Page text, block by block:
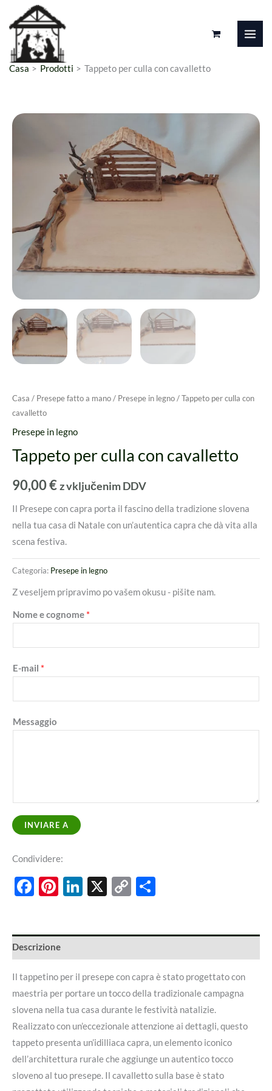
contenuto
Casa Prodotti Tappeto per culla con cavalletto
Casa / Presepe fatto a mano/ Presepe in legno/ Tappeto per culla con
cavalletto
Presepe in legno
Tappeto per culla con cavalletto
90,00€z vključenim DDV
Il Presepe con capra porta il fascino della tradizione slovena
nella tua casa di Natale con un’autentica capra che dà vita alla
scena festiva.
Categoria: Presepe in legno
Z veseljem pripravimo po vašem okusu - pišite nam.
Nome e cognome *
E-mail *
Messaggio
INVIARE A
Condividere:
Facebook
Pinterest
LinkedIn
X
Copy
Descrizione
Il tappetino per il presepe con capra è stato progettato con
maestria per portare un tocco della tradizionale campagna
slovena nella tua casa durante le festività natalizie.
Realizzato con un’eccezionale attenzione ai dettagli, questo
tappeto presenta un’idilliaca capra, un elemento iconico
dell’architettura rurale che aggiunge un autentico tocco
sloveno al tuo presepe. Il cavalletto sulla base è stato